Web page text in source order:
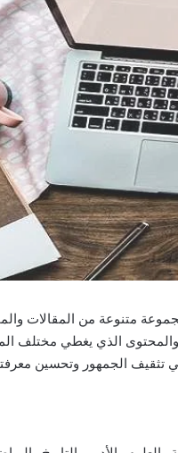
متنوعة من المقالات
الذي يغطي مختلف
في تثقيف الجمهور وتحسين